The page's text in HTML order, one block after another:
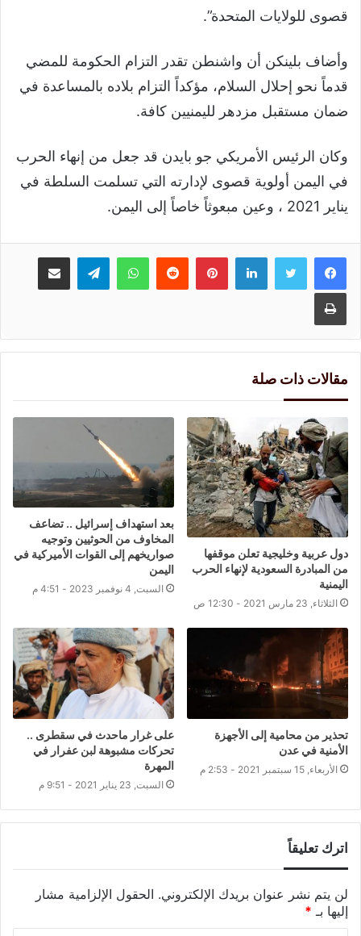
قصوى للولايات المتحدة”.
وأضاف بلينكن أن واشنطن تقدر التزام الحكومة للمضي
قدماً نحو إحلال السلام، مؤكداً التزام بلاده بالمساعدة في
ضمان مستقبل مزدهر لليمنيين كافة.
وكان الرئيس الأمريكي جو بايدن قد جعل من إنهاء الحرب
في اليمن أولوية قصوى لإدارته التي تسلمت السلطة في
يناير 2021 ، وعين مبعوثاً خاصاً إلى اليمن.
لينكدإنبينتيريست واتسابتيلقرام مشاركة عبر البريد
طباعة
مقالات ذات صلة
دول عربية وخليجية تعلن موقفها
من المبادرة السعودية لإنهاء الحرب
اليمنية
الثلاثاء, 23 مارس 2021 - 12:30 ص
بعد استهداف إسرائيل .. تضاعف
المخاوف من الحوثيين وتوجيه
صواريخهم إلى القوات الأميركية في
اليمن
السبت, 4 نوفمبر 2023 - 4:51 م
تحذير من محامية إلى الأجهزة
الأمنية في عدن
الأربعاء, 15 سبتمبر 2021 - 2:53 م
على غرار ماحدث في سقطرى ..
تحركات مشبوهة لبن عفرار في
المهرة
السبت, 23 يناير 2021 - 9:51 م
اترك تعليقاً
لن يتم نشر عنوان بريدك الإلكتروني. الحقول الإلزامية مشار
إليها بـ *